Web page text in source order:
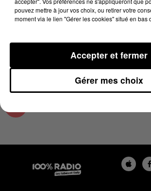
10H40
L'AGENDA DU
pouvez mettre à jour vos choix, ou retirer votre
moment via le lien "Gérer les cookies" situé en bas
Gérer mes choix
Accepter et fermer